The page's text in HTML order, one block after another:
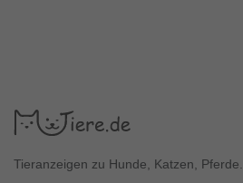
Tieranzeigen zu Hunde, Katzen, Pferde.